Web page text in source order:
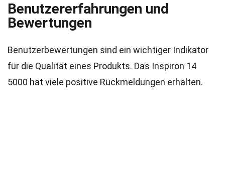
Benutzererfahrungen und
Bewertungen
Benutzerbewertungen sind ein wichtiger Indikator
für die Qualität eines Produkts. Das Inspiron 14
5000 hat viele positive Rückmeldungen erhalten.